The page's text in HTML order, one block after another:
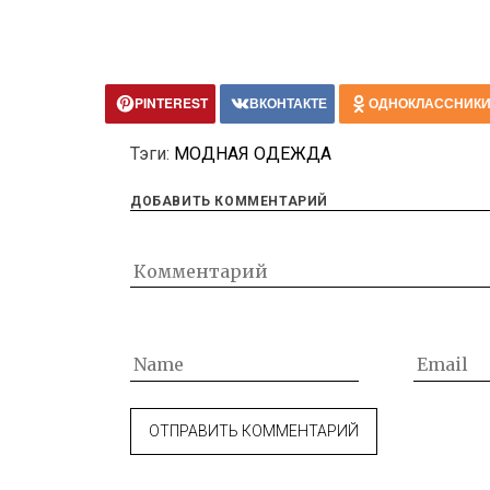
PINTEREST ВКОНТАКТЕ ОДНОКЛАССНИКИ
Тэги: МОДНАЯ ОДЕЖДА
ДОБАВИТЬ КОММЕНТАРИЙ